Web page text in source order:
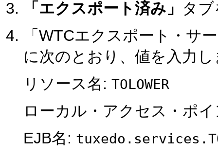
「エクスポート済み」 タ
「WTCエクスポート・サ
に次のとおり、値を入力
リソース名: TOLOWER
ローカル・アクセス・ポ
EJB名: